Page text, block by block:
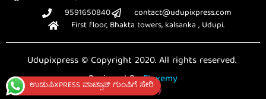
ಉಡುಪಿXPRESS ವಾಟ್ಸಾಪ್ ಗುಂಪಿಗೆ ಸೇರಿ
9591650840
contact@udupixpress.com
First floor, Bhakta towers, kalsanka , Udupi.
Udupixpress © Copyright 2020. All rights reserved.
Designed ByFluxemy
Privacy Policy